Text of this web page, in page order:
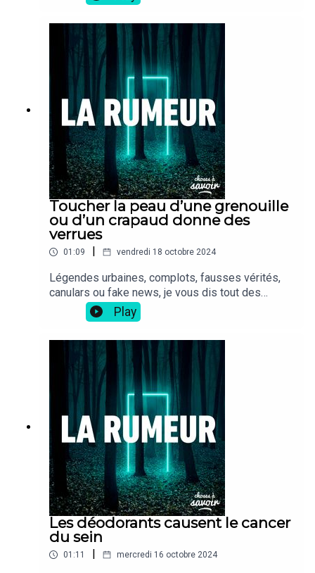
Toucher la peau d’une grenouille
ou d’un crapaud donne des
verrues
01:09 vendredi 18 octobre 2024
Légendes urbaines, complots, fausses vérités,
canulars ou fake news, je vous dis tout des
rumeurs les plus folles.
Play
Les déodorants causent le cancer
du sein
01:11 mercredi 16 octobre 2024